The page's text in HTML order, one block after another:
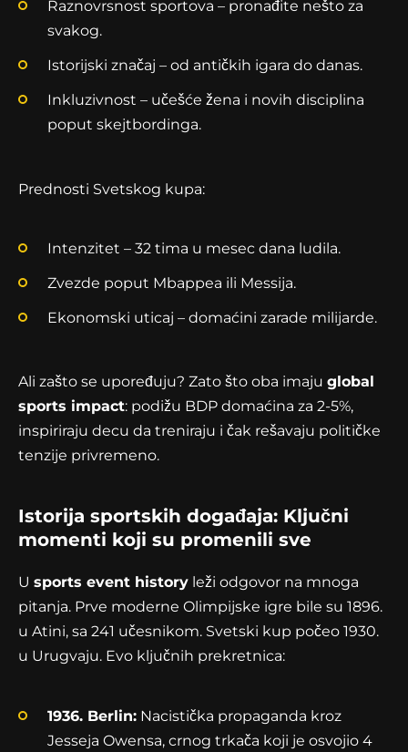
Raznovrsnost sportova – pronađite nešto za
svakog.
Istorijski značaj – od antičkih igara do danas.
Inkluzivnost – učešće žena i novih disciplina
poput skejtbordinga.
Prednosti Svetskog kupa:
Intenzitet – 32 tima u mesec dana ludila.
Zvezde poput Mbappea ili Messija.
Ekonomski uticaj – domaćini zarade milijarde.
Ali zašto se upoređuju? Zato što oba imaju global
sports impact: podižu BDP domaćina za 2-5%,
inspiriraju decu da treniraju i čak rešavaju političke
tenzije privremeno.
Istorija sportskih događaja: Ključni
momenti koji su promenili sve
U sports event history leži odgovor na mnoga
pitanja. Prve moderne Olimpijske igre bile su 1896.
u Atini, sa 241 učesnikom. Svetski kup počeo 1930.
u Urugvaju. Evo ključnih prekretnica:
1936. Berlin: Nacistička propaganda kroz
Jesseja Owensa, crnog trkača koji je osvojio 4